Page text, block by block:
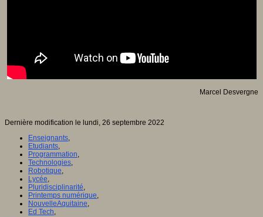
Les auteurs
Marcel Desvergne
Dernière modification le lundi, 26 septembre 2022
Enseignants,
Etudiants,
Programmation,
Technologies,
Robotique,
Lycée,
Pluridisciplinarité,
Printemps numérique,
NouvelleAquitaine,
Ed Tech,